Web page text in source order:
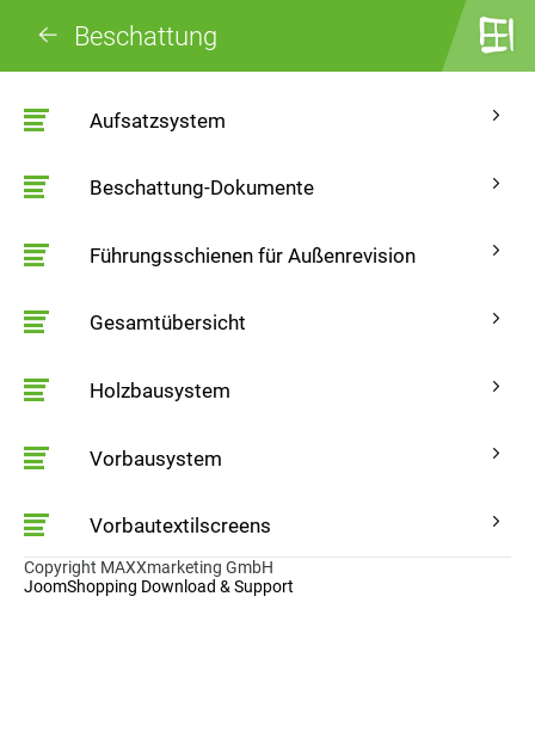
Beschattung
Aufsatzsystem
Beschattung-Dokumente
Führungsschienen für Außenrevision
Gesamtübersicht
Holzbausystem
Vorbausystem
Vorbautextilscreens
Copyright MAXXmarketing GmbH
JoomShopping Download & Support